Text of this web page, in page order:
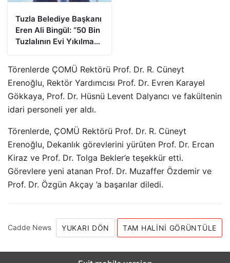
Tuzla Belediye Başkanı
Eren Ali Bingül: “50 Bin
Tuzlalının Evi Yıkılma
Törenlerde ÇOMÜ Rektörü Prof. Dr. R. Cüneyt
Erenoğlu, Rektör Yardımcısı Prof. Dr. Evren Karayel
Gökkaya, Prof. Dr. Hüsnü Levent Dalyancı ve fakültenin
idari personeli yer aldı.
Törenlerde, ÇOMÜ Rektörü Prof. Dr. R. Cüneyt
Erenoğlu, Dekanlık görevlerini yürüten Prof. Dr. Ercan
Kiraz ve Prof. Dr. Tolga Bekler’e teşekkür etti.
Görevlere yeni atanan Prof. Dr. Muzaffer Özdemir ve
Prof. Dr. Özgün Akçay ’a başarılar diledi.
Cadde News YUKARI DÖN TAM HALINI GÖRÜNTÜLE